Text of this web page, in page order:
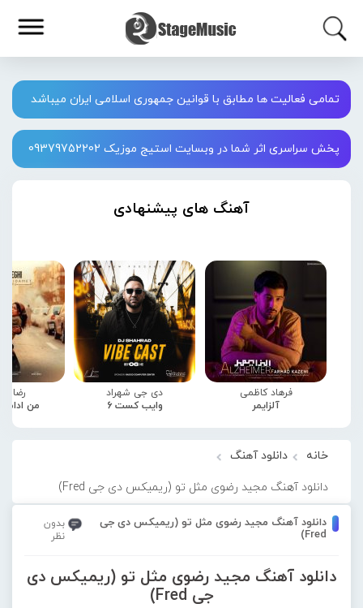
تمامی فعالیت ها مطابق با قوانین جمهوری اسلامی ایران میباشد
پخش سراسری اثر شما در وبسایت استیج موزیک 09379752202
آهنگ های پیشنهادی
فرهاد کاظمی
آلزایمر
دی جی شهراد
وایب کست 6
رضا
من
خانه دانلود آهنگ
دانلود آهنگ مجید رضوی مثل تو (ریمیکس دی جی Fred)
دانلود آهنگ مجید رضوی مثل تو (ریمیکس دی جی
Fred)
بدون
نظر
دانلود آهنگ مجید رضوی مثل تو (ریمیکس دی
جی Fred)